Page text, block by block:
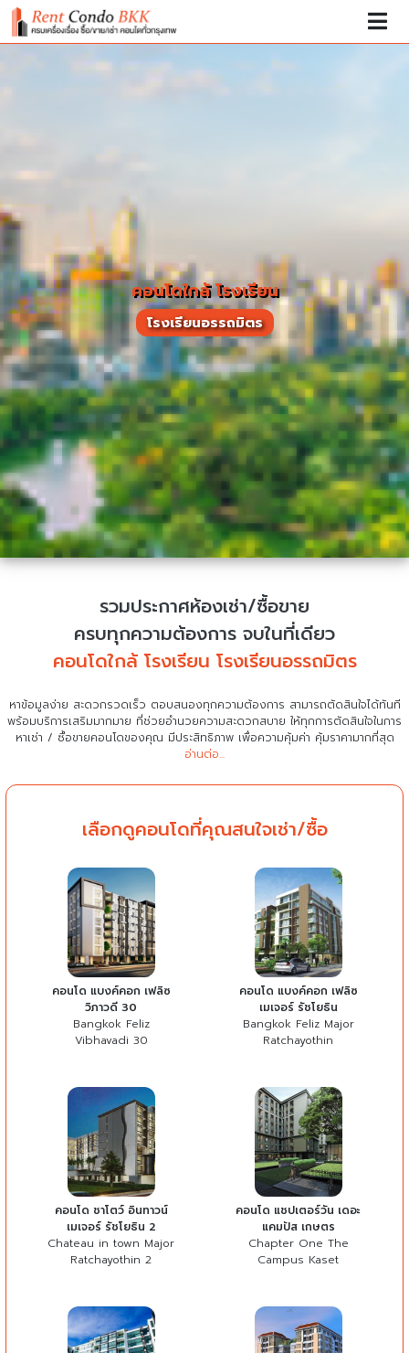
คอนโดใกล้ โรงเรียน
โรงเรียนอรรถมิตร
รวมประกาศห้องเช่า/ซื้อขาย
ครบทุกความต้องการ จบในที่เดียว
คอนโดใกล้ โรงเรียน โรงเรียนอรรถมิตร
หาข้อมูลง่าย สะดวกรวดเร็ว ตอบสนองทุกความต้องการ สามารถตัดสินใจได้ทันที
พร้อมบริการเสริมมากมาย ที่ช่วยอำนวยความสะดวกสบาย ให้ทุกการตัดสินใจในการ
หาเช่า / ซื้อขายคอนโดของคุณ มีประสิทธิภาพ เพื่อความคุ้มค่า คุ้มราคามากที่สุด
อ่านต่อ...
เลือกดูคอนโดที่คุณสนใจเช่า/ซื้อ
คอนโด แบงค์คอก เฟลิซ
วิภาวดี 30
Bangkok Feliz
Vibhavadi 30
คอนโด แบงค์คอก เฟลิซ
เมเจอร์ รัชโยธิน
Bangkok Feliz Major
Ratchayothin
คอนโด ชาโตว์ อินทาวน์
เมเจอร์ รัชโยธิน 2
Chateau in town Major
Ratchayothin 2
คอนโด แชปเตอร์วัน เดอะ
แคมปัส เกษตร
Chapter One The
Campus Kaset